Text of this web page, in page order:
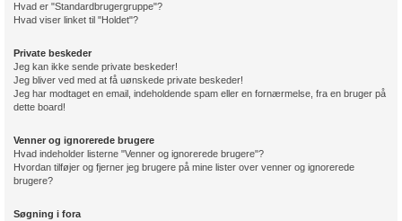
Hvad er "Standardbrugergruppe"?
Hvad viser linket til "Holdet"?
Private beskeder
Jeg kan ikke sende private beskeder!
Jeg bliver ved med at få uønskede private beskeder!
Jeg har modtaget en email, indeholdende spam eller en fornærmelse, fra en bruger på
dette board!
Venner og ignorerede brugere
Hvad indeholder listerne "Venner og ignorerede brugere"?
Hvordan tilføjer og fjerner jeg brugere på mine lister over venner og ignorerede
brugere?
Søgning i fora